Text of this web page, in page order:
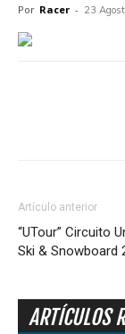
Por Racer - 23
Artículo anterior
“UTour” Circuito
Ski & Snowboard
ARTÍCULOS